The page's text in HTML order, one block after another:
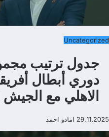
Uncategorized
جدول ترتيب
دوري أبطال
الاهلي مع
29.11.2025 امادو احمد